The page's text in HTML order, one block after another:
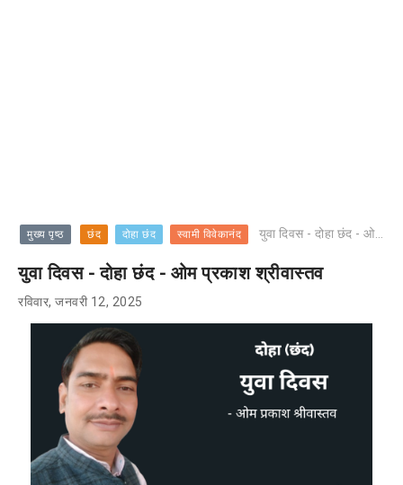
मुख्य पृष्ठ छंद दोहा छंद स्वामी विवेकानंद युवा दिवस - दोहा छंद - ओम प्रकाश श्रीवास्तव
युवा दिवस - दोहा छंद - ओम प्रकाश श्रीवास्तव
रविवार, जनवरी 12, 2025